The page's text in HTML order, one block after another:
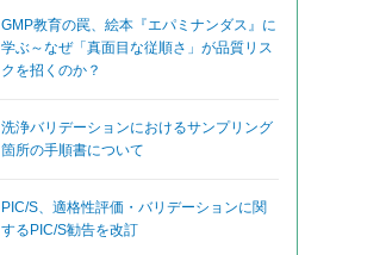
GMP教育の罠、絵本『エパミナンダス』に
学ぶ～なぜ「真面目な従順さ」が品質リス
クを招くのか？
洗浄バリデーションにおけるサンプリング
箇所の手順書について
PIC/S、適格性評価・バリデーションに関
するPIC/S勧告を改訂